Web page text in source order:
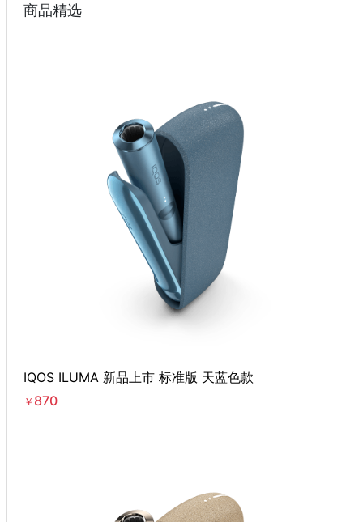
商品精选
IQOS ILUMA 新品上市 标准版 天蓝色款
￥ 870